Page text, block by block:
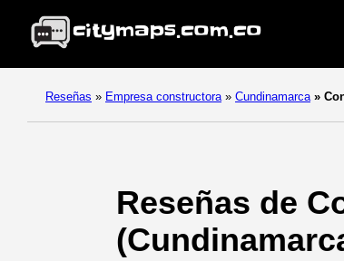
Reseñas » Empresa constructora » Cundinamarca »
Reseñas de